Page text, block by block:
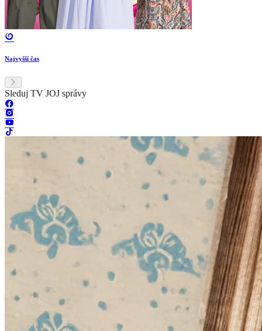
Najvyšší čas
Sleduj TV JOJ správy